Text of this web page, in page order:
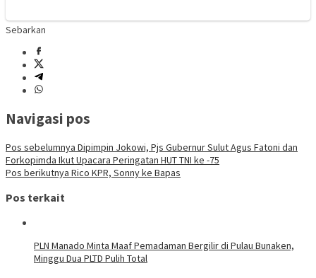
Sebarkan
Navigasi pos
Pos sebelumnya Dipimpin Jokowi, Pjs Gubernur Sulut Agus Fatoni dan
Forkopimda Ikut Upacara Peringatan HUT TNI ke -75
Pos berikutnya Rico KPR, Sonny ke Bapas
Pos terkait
PLN Manado Minta Maaf Pemadaman Bergilir di Pulau Bunaken,
Minggu Dua PLTD Pulih Total